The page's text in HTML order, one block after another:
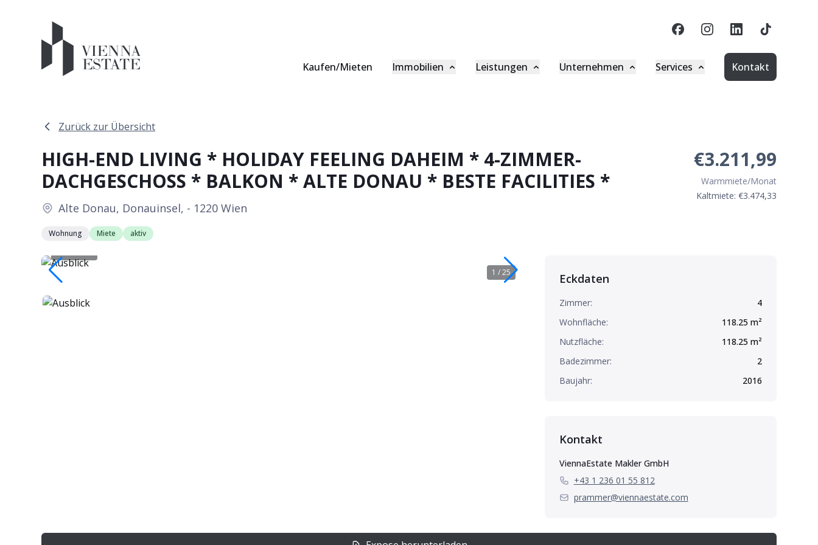
Kaufen/Mieten Immobilien
Wiener Gold
Ankaufsprofil
Leistungen
Baumanagement
Makler
Unternehmen
Presse
Blog
Services
Investagon Login
Kontakt
Zurück zur Übersicht
HIGH-END LIVING * HOLIDAY FEELING DAHEIM * 4-ZIMMER-
DACHGESCHOSS * BALKON * ALTE DONAU * BESTE FACILITIES *
Alte Donau, Donauinsel, - 1220 Wien
Wohnung Miete aktiv
€3.211,99
Warmmiete/Monat
Kaltmiete: €3.474,33
1 /25 Eckdaten
Zimmer:
4
Wohnfläche:
118.25 m²
Nutzfläche:
118.25 m²
Badezimmer:
2
Baujahr:
2016
Kontakt
ViennaEstate Makler GmbH
+43 1 236 01 55 812
prammer@viennaestate.com